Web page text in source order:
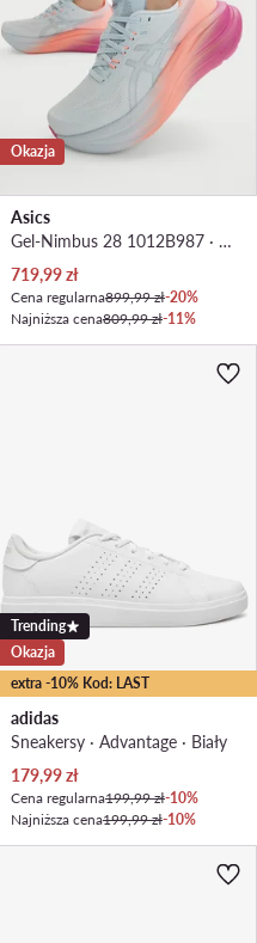
Okazja
Asics
Gel-Nimbus 28 1012B987 · Buty do biegania
Aktualna cena
719,99zł
Cena regularna899,99 zł-20%
Najniższa cena809,99 zł-11%
extra -10% Kod: LAST
Trending
Okazja
adidas
Sneakersy · Advantage · Biały
Aktualna cena
179,99zł
Cena regularna199,99 zł-10%
Najniższa cena199,99 zł-10%